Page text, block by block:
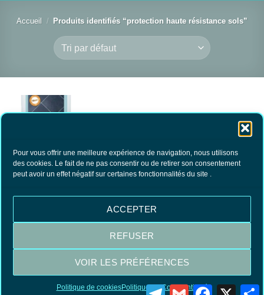
Pour vous offrir une meilleure expérience de navigation, nous utilisons
des cookies. Le fait de ne pas consentir ou de retirer son consentement
peut avoir un effet négatif sur certaines fonctionnalités du site .
ACCEPTER
REFUSER
VOIR LES PRÉFÉRENCES
Politique de cookiesPolitique de Confidentialité
Accueil / Produits identifiés “protection haute résistance sols”
BLINDOR Protection
carrelage / sols
26.00€ TTC
PANIER
Visa MasterCardPayPal
TelegramGmail Facebook